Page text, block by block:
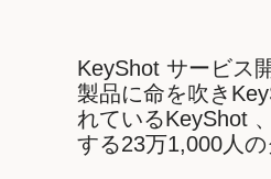
KeyShot サービス
製品に命を吹き
れているKeyShot
する23万1,000人の